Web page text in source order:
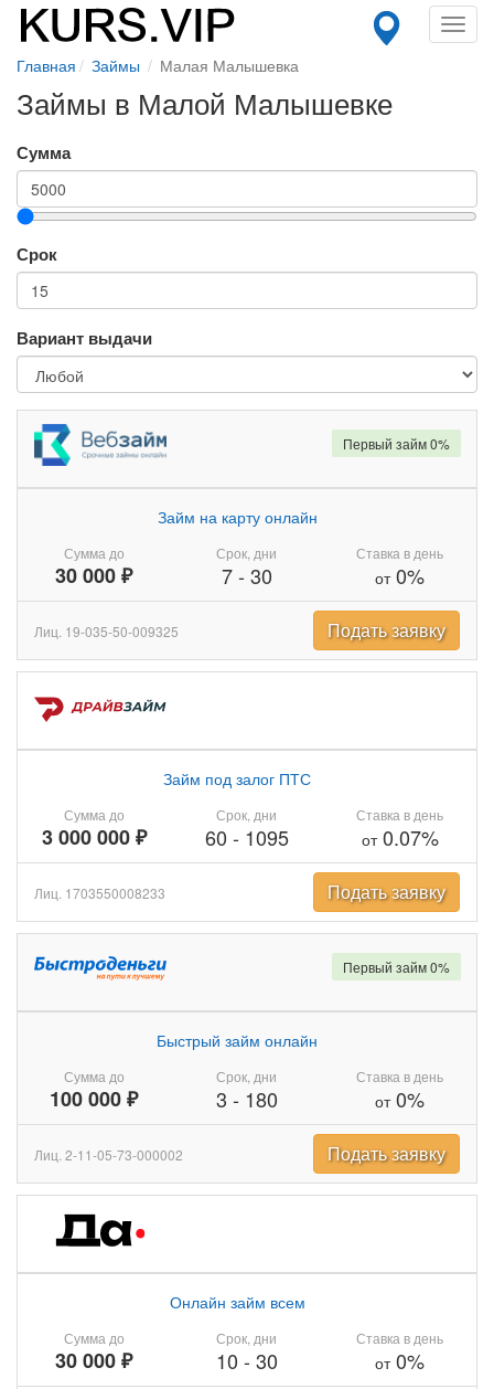
Главная Займы Малая Малышевка
Займы в Малой Малышевке
Сумма
Срок
Вариант выдачи
Сумма до
30 000 ₽
Займ на карту онлайн
Срок, дни
7- 30
Ставка в день
от0%
Первый займ 0%
Лиц. 19-035-50-009325 Подать заявку
Сумма до
3 000 000 ₽
Займ под залог ПТС
Срок, дни
60 - 1095
Ставка в день
от0.07%
Лиц. 1703550008233 Подать заявку
Сумма до
100 000 ₽
Быстрый займ онлайн
Срок, дни
3 - 180
Ставка в день
от0%
Первый займ 0%
Лиц. 2-11-05-73-000002 Подать заявку
Сумма до
30 000 ₽
Онлайн займ всем
Срок, дни
10 - 30
Ставка в день
от0%